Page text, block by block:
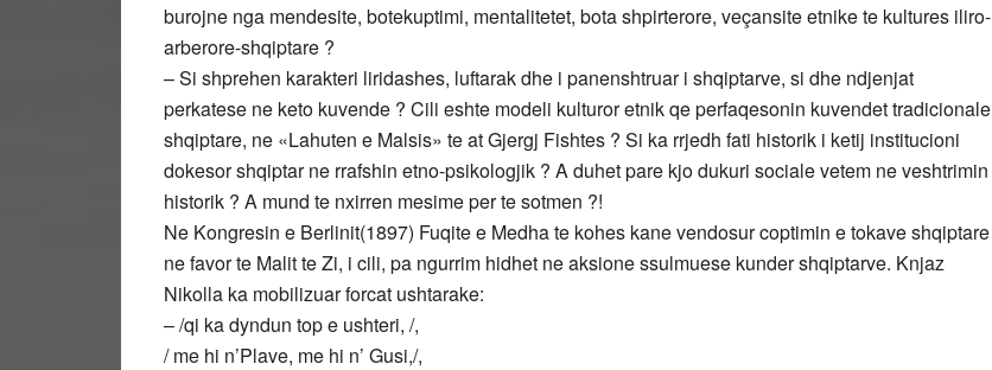
burojne nga mendesite, botekuptimi, mentalitetet, bota shpirterore, veçansite etnike te kultures iliro-
arberore-shqiptare ?
– Si shprehen karakteri liridashes, luftarak dhe i panenshtruar i shqiptarve, si dhe ndjenjat
perkatese ne keto kuvende ? Cili eshte modeli kulturor etnik qe perfaqesonin kuvendet tradicionale
shqiptare, ne «Lahuten e Malsis» te at Gjergj Fishtes ? Si ka rrjedh fati historik i ketij institucioni
dokesor shqiptar ne rrafshin etno-psikologjik ? A duhet pare kjo dukuri sociale vetem ne veshtrimin
historik ? A mund te nxirren mesime per te sotmen ?!
Ne Kongresin e Berlinit(1897) Fuqite e Medha te kohes kane vendosur coptimin e tokave shqiptare
ne favor te Malit te Zi, i cili, pa ngurrim hidhet ne aksione ssulmuese kunder shqiptarve. Knjaz
Nikolla ka mobilizuar forcat ushtarake:
– /qi ka dyndun top e ushteri, /,
/ me hi n’Plave, me hi n’ Gusi,/,